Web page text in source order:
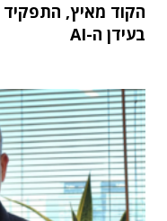
הקוד מאיץ,
בעידן ה-AI